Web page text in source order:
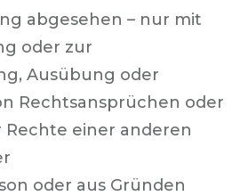
abgesehen – nur mit
oder zur
Ausübung oder
Rechtsansprüchen oder
Rechte einer anderen
oder aus Gründen